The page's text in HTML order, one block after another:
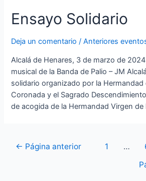
Ensayo Solidario
Deja un comentario /Anteriores
Alcalá de Henares, 3 de marzo de
musical de la Banda de Palio – JM
solidario organizado por la Hermandad
Coronada y el Sagrado
de acogida de la Hermandad Virgen de
← Página anterior 1 …